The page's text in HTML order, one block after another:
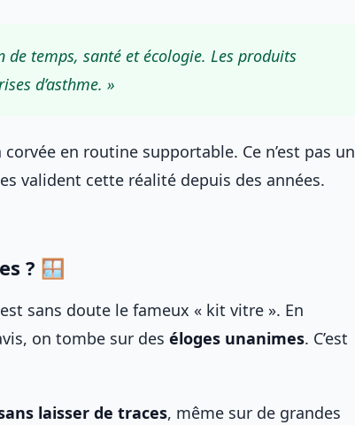
de temps, santé et écologie. Les produits
d’asthme. »
en routine supportable. Ce n’est pas un
valident cette réalité depuis des années.
? 🪟
sans doute le fameux « kit vitre ». En
on tombe sur des éloges unanimes. C’est
laisser de traces, même sur de grandes